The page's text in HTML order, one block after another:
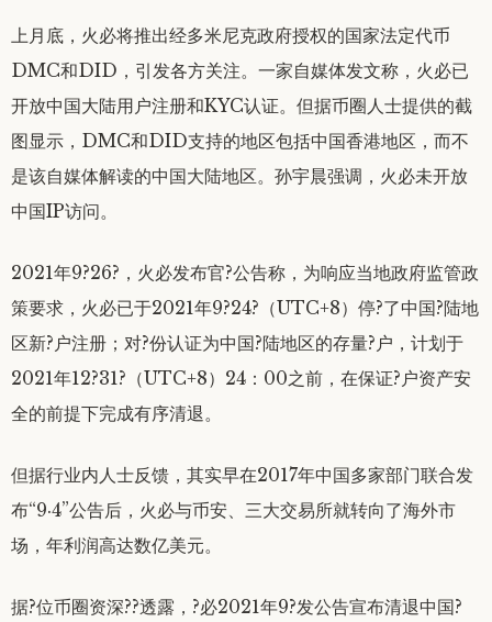
上月底，火必将推出经多米尼克政府授权的国家法定代币
DMC和DID，引发各方关注。一家自媒体发文称，火必已
开放中国大陆用户注册和KYC认证。但据币圈人士提供的截
图显示，DMC和DID支持的地区包括中国香港地区，而不
是该自媒体解读的中国大陆地区。孙宇晨强调，火必未开放
中国IP访问。
2021年9?26?，火必发布官?公告称，为响应当地政府监管政
策要求，火必已于2021年9?24?（UTC+8）停?了中国?陆地
区新?户注册；对?份认证为中国?陆地区的存量?户，计划于
2021年12?31?（UTC+8）24：00之前，在保证?户资产安
全的前提下完成有序清退。
但据行业内人士反馈，其实早在2017年中国多家部门联合发
布“9·4”公告后，火必与币安、三大交易所就转向了海外市
场，年利润高达数亿美元。
据?位币圈资深??透露，?必2021年9?发公告宣布清退中国?